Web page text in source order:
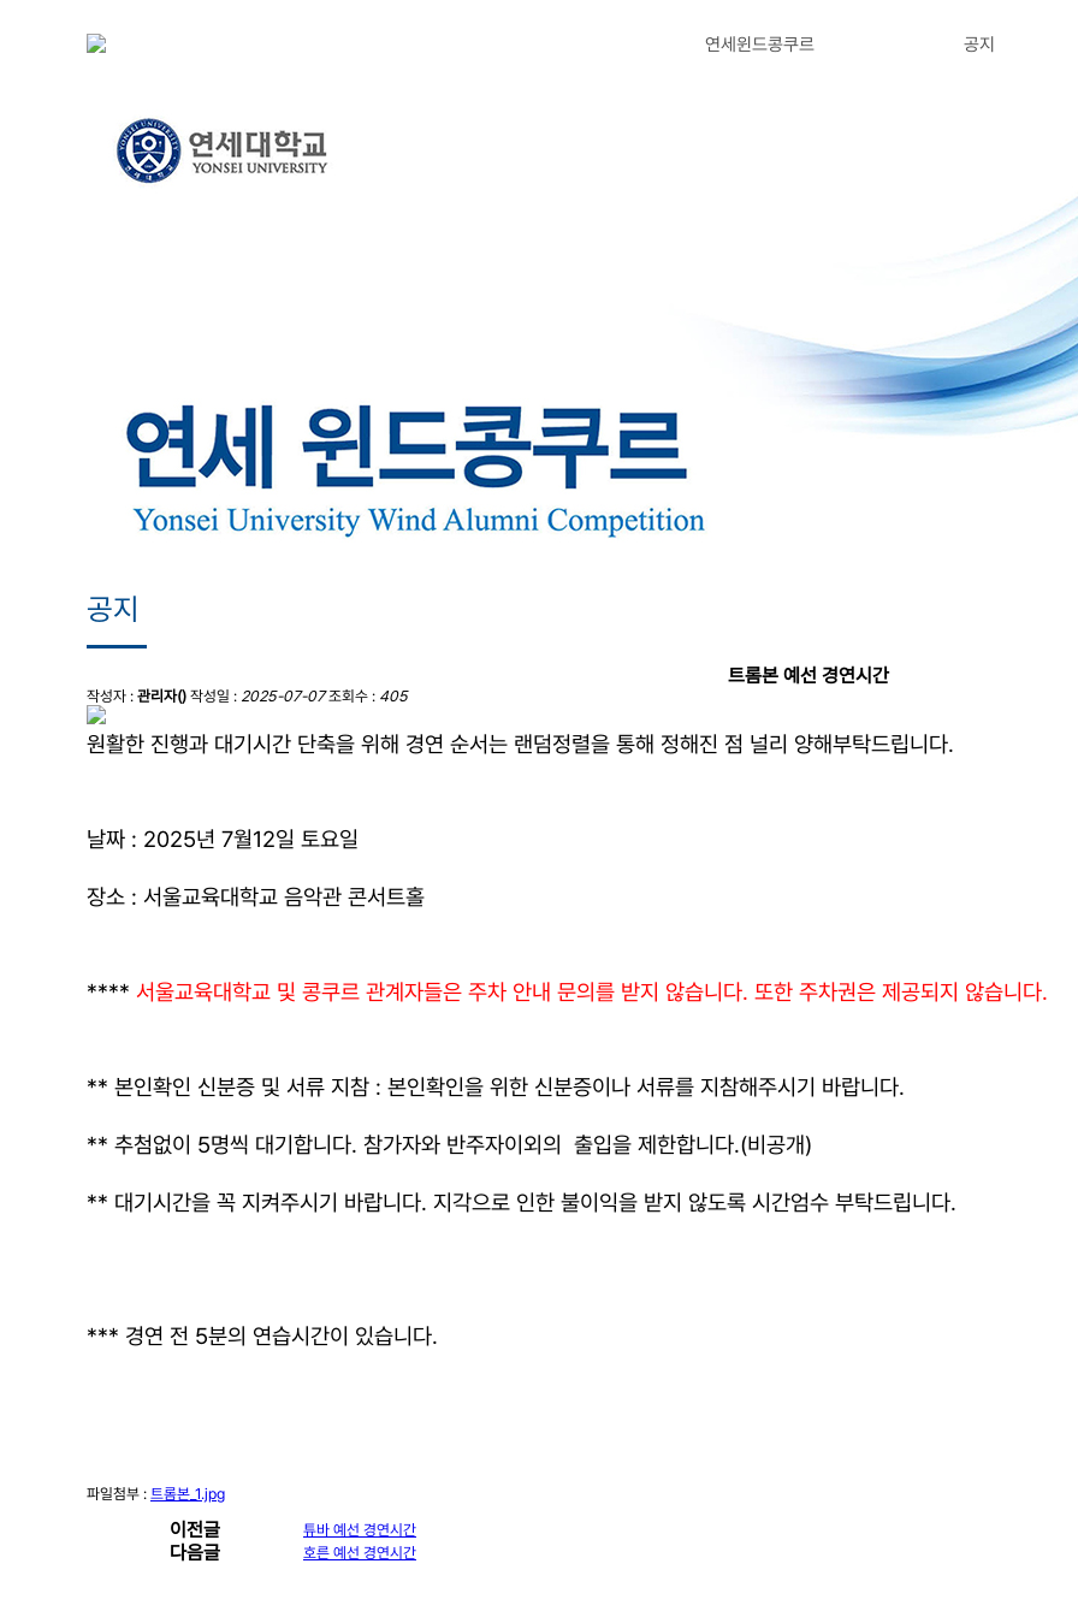
연세윈드콩쿠르 공지
공지
트롬본 예선 경연시간
작성자 : 관리자() 작성일 : 2025-07-07 조회수 : 405
원활한 진행과 대기시간 단축을 위해 경연 순서는 랜덤정렬을 통해 정해진 점 널리 양해부탁드립니다.
날짜 : 2025년 7월12일 토요일
장소 : 서울교육대학교 음악관 콘서트홀
**** 서울교육대학교 및 콩쿠르 관계자들은 주차 안내 문의를 받지 않습니다. 또한 주차권은 제공되지 않습니다.
** 본인확인 신분증 및 서류 지참 : 본인확인을 위한 신분증이나 서류를 지참해주시기 바랍니다.
** 추첨없이 5명씩 대기합니다. 참가자와 반주자이외의 출입을 제한합니다.(비공개)
** 대기시간을 꼭 지켜주시기 바랍니다. 지각으로 인한 불이익을 받지 않도록 시간엄수 부탁드립니다.
*** 경연 전 5분의 연습시간이 있습니다.
파일첨부 : 트롬본_1.jpg
이전글 튜바 예선 경연시간
다음글 호른 예선 경연시간